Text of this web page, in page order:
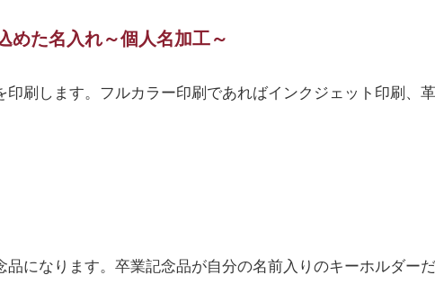
た名入れ～個人名加工～
印刷します。フルカラー印刷であればインクジェット印刷、
品になります。卒業記念品が自分の名前入りのキーホルダー